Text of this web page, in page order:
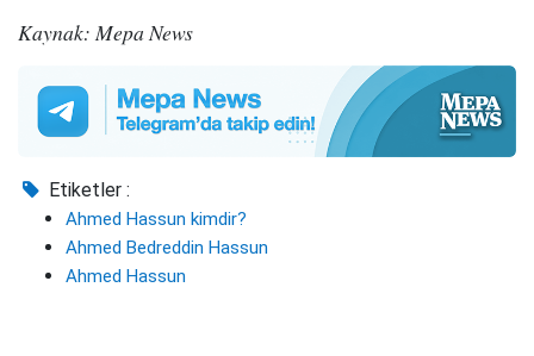
Kaynak: Mepa News
Etiketler :
Ahmed Hassun kimdir?
Ahmed Bedreddin Hassun
Ahmed Hassun